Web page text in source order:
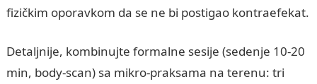
fizičkim oporavkom da se ne bi postigao kontraefekat.
Detaljnije, kombinujte formalne sesije (sedenje 10-20
min, body-scan) sa mikro-praksama na terenu: tri